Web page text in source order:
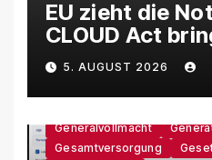
EU zieht die
CLOUD Act
Google und
unter Druck
5. AUGUST 2026
Generalvollmacht
Gesamtversorgung